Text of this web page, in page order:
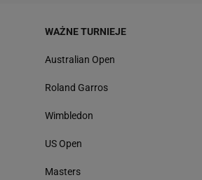
WAŻNE TURNIEJE
Australian Open
Roland Garros
Wimbledon
US Open
Masters